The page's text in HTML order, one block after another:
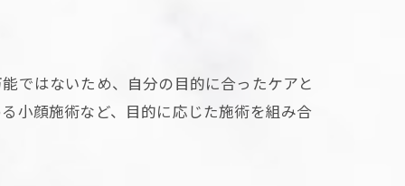
ではないため、自分の目的に合ったケアと
小顔施術など、目的に応じた施術を組み合